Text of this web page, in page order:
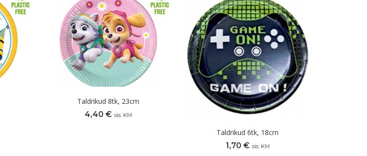
Taldrikud 8tk, 23cm
4,40 € sis. KM
Taldrikud 6tk, 18cm
1,70 € sis. KM